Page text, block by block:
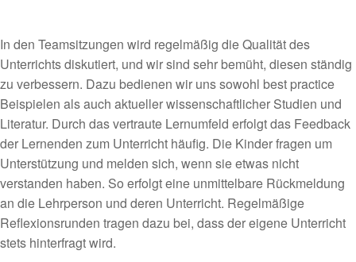
In den Teamsitzungen wird regelmäßig die Qualität des
Unterrichts diskutiert, und wir sind sehr bemüht, diesen ständig
zu verbessern. Dazu bedienen wir uns sowohl best practice
Beispielen als auch aktueller wissenschaftlicher Studien und
Literatur. Durch das vertraute Lernumfeld erfolgt das Feedback
der Lernenden zum Unterricht häufig. Die Kinder fragen um
Unterstützung und melden sich, wenn sie etwas nicht
verstanden haben. So erfolgt eine unmittelbare Rückmeldung
an die Lehrperson und deren Unterricht. Regelmäßige
Reflexionsrunden tragen dazu bei, dass der eigene Unterricht
stets hinterfragt wird.